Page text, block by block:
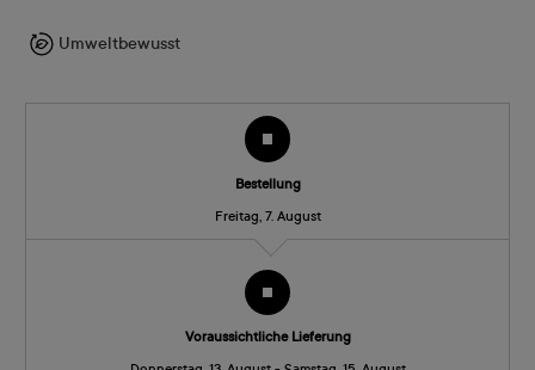
Umweltbewusst
Bestellung
Freitag, 7. August
Voraussichtliche Lieferung